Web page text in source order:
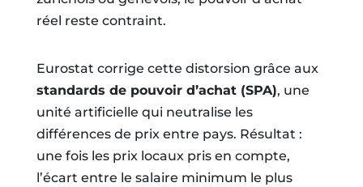
réel reste contraint.
Eurostat corrige cette distorsion grâce aux
standards de pouvoir d’achat (SPA), une
unité artificielle qui neutralise les
différences de prix entre pays. Résultat :
une fois les prix locaux pris en compte,
l’écart entre le salaire minimum le plus